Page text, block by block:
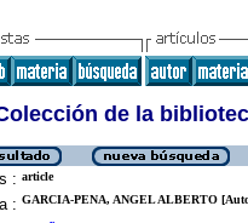
de la
: article
: GARCIA-PENA, ANGEL ALBERTO